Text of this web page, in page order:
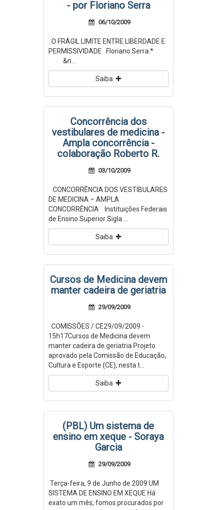
- por Floriano Serra
06/10/2009
O FRÁGIL LIMITE ENTRE LIBERDADE E
PERMISSIVIDADE Floriano Serra *
&n...
Saiba
Concorrência dos
vestibulares de medicina -
Ampla concorrência -
colaboração Roberto R.
03/10/2009
CONCORRÊNCIA DOS VESTIBULARES
DE MEDICINA – AMPLA
CONCORRÊNCIA Instituições Federais
de Ensino Superior Sigla ...
Saiba
Cursos de Medicina devem
manter cadeira de geriatria
29/09/2009
COMISSÕES / CE29/09/2009 -
15h17Cursos de Medicina devem
manter cadeira de geriatria Projeto
aprovado pela Comissão de Educação,
Cultura e Esporte (CE), nesta t...
Saiba
(PBL) Um sistema de
ensino em xeque - Soraya
Garcia
29/09/2009
Terça-feira, 9 de Junho de 2009 UM
SISTEMA DE ENSINO EM XEQUE Há
exato um mês, fomos procurados por